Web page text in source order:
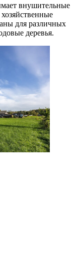
внушительные
для различных
деревья.